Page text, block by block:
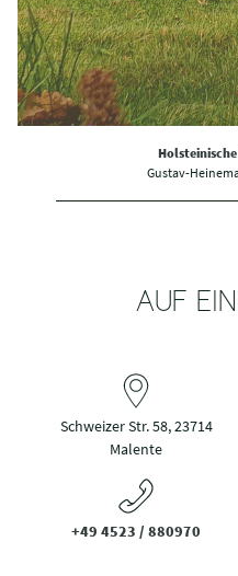
Gustav-
AUF
Schweizer Str. 58, 23714
Malente
+49 4523 / 880970